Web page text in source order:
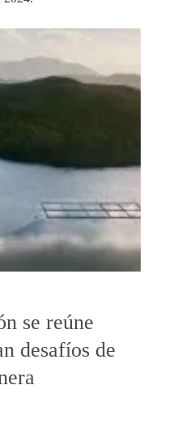
se reúne
desafíos de